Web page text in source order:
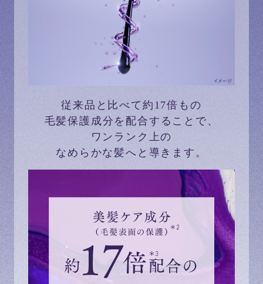
従来品と比べて約17倍もの
毛髪保護成分を配合することで、
ワンランク上の
なめらかな髪へと導きます。